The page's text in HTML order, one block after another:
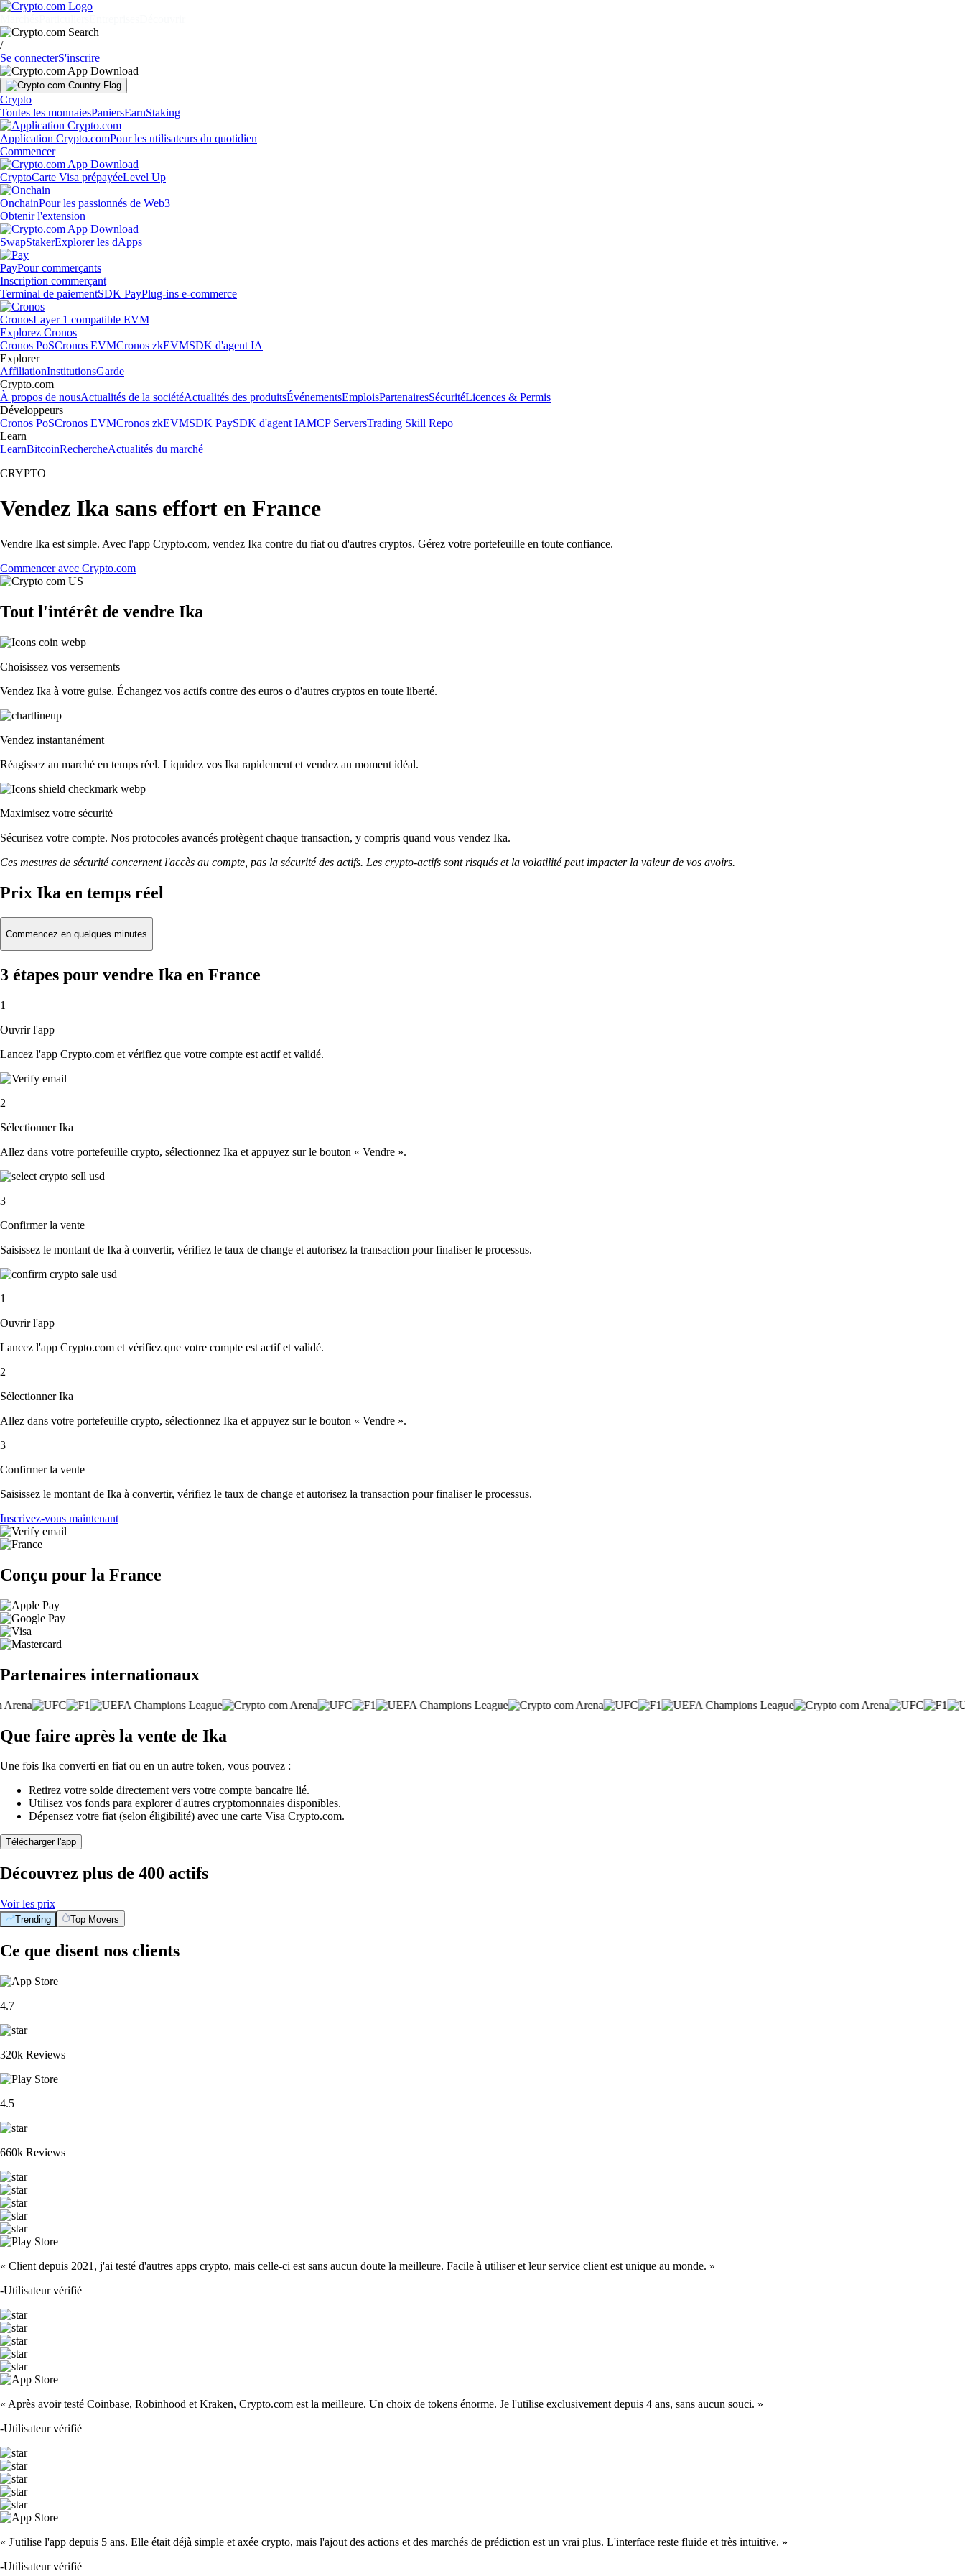
/
Se connecterS'inscrire
Crypto
Toutes les monnaiesPaniersEarnStaking
Application Crypto.comPour les utilisateurs du quotidien
Commencer
CryptoCarte Visa prépayéeLevel Up
OnchainPour les passionnés de Web3
Obtenir l'extension
SwapStakerExplorer les dApps
PayPour commerçants
Inscription commerçant
Terminal de paiementSDK PayPlug-ins e-commerce
CronosLayer 1 compatible EVM
Explorez Cronos
Cronos PoSCronos EVMCronos zkEVMSDK d'agent IA
Explorer
AffiliationInstitutionsGarde
Crypto.com
À propos de nousActualités de la sociétéActualités des produitsÉvénementsEmploisPartenairesSécuritéLicences & Permis
Développeurs
Cronos PoSCronos EVMCronos zkEVMSDK PaySDK d'agent IAMCP ServersTrading Skill Repo
Learn
LearnBitcoinRechercheActualités du marché
CRYPTO
Vendez Ika sans effort en France
Vendre Ika est simple. Avec l'app Crypto.com, vendez Ika contre du fiat ou d'autres cryptos. Gérez votre portefeuille en toute confiance.
Commencer avec Crypto.com
Tout l'intérêt de vendre Ika
Choisissez vos versements
Vendez Ika à votre guise. Échangez vos actifs contre des euros o d'autres cryptos en toute liberté.
Vendez instantanément
Réagissez au marché en temps réel. Liquidez vos Ika rapidement et vendez au moment idéal.
Maximisez votre sécurité
Sécurisez votre compte. Nos protocoles avancés protègent chaque transaction, y compris quand vous vendez Ika.
Ces mesures de sécurité concernent l'accès au compte, pas la sécurité des actifs. Les crypto-actifs sont risqués et la volatilité peut impacter la valeur de vos avoirs.
Prix Ika en temps réel
Commencez en quelques minutes
3 étapes pour vendre Ika en France
1
Ouvrir l'app
Lancez l'app Crypto.com et vérifiez que votre compte est actif et validé.
2
Sélectionner Ika
Allez dans votre portefeuille crypto, sélectionnez Ika et appuyez sur le bouton « Vendre ».
3
Confirmer la vente
Saisissez le montant de Ika à convertir, vérifiez le taux de change et autorisez la transaction pour finaliser le processus.
1
Ouvrir l'app
Lancez l'app Crypto.com et vérifiez que votre compte est actif et validé.
2
Sélectionner Ika
Allez dans votre portefeuille crypto, sélectionnez Ika et appuyez sur le bouton « Vendre ».
3
Confirmer la vente
Saisissez le montant de Ika à convertir, vérifiez le taux de change et autorisez la transaction pour finaliser le processus.
Inscrivez-vous maintenant
Conçu pour la France
Partenaires internationaux
Que faire après la vente de Ika
Une fois Ika converti en fiat ou en un autre token, vous pouvez :
Retirez votre solde directement vers votre compte bancaire lié.
Utilisez vos fonds para explorer d'autres cryptomonnaies disponibles.
Dépensez votre fiat (selon éligibilité) avec une carte Visa Crypto.com.
Télécharger l'app
Découvrez plus de 400 actifs
Voir les prix
Trending Top Movers
Ce que disent nos clients
4.7
320k Reviews
4.5
660k Reviews
« Client depuis 2021, j'ai testé d'autres apps crypto, mais celle-ci est sans aucun doute la meilleure. Facile à utiliser et leur service client est unique au monde. »
-Utilisateur vérifié
« Après avoir testé Coinbase, Robinhood et Kraken, Crypto.com est la meilleure. Un choix de tokens énorme. Je l'utilise exclusivement depuis 4 ans, sans aucun souci. »
-Utilisateur vérifié
« J'utilise l'app depuis 5 ans. Elle était déjà simple et axée crypto, mais l'ajout des actions et des marchés de prédiction est un vrai plus. L'interface reste fluide et très intuitive. »
-Utilisateur vérifié